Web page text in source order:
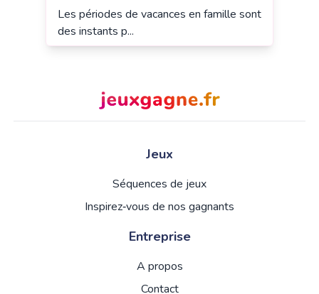
Les périodes de vacances en famille sont
des instants p...
Jeux
Séquences de jeux
Inspirez‑vous de nos gagnants
Entreprise
A propos
Contact